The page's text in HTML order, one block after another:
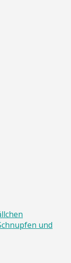
und